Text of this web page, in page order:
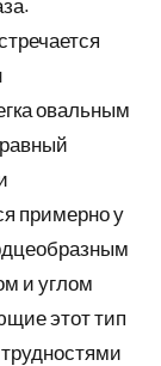
овальным
примерно у
и углом
этот тип